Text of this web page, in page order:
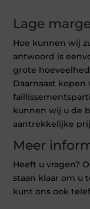
Lage
Hoe kunnen wij
antwoord is
grote
Daarnaast
kunnen wij u de
aantrekkelijke
Meer
Heeft u vragen?
staan klaar om u
kunt ons ook